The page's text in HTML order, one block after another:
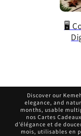
🖥️
Discover our
elegance, and
months, usable
nos Cartes
d’élégance et de
mois, utilisables en